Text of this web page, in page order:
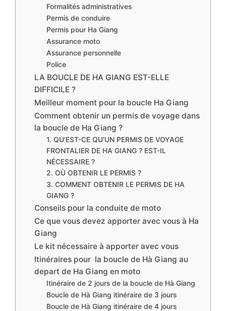
Formalités administratives
Permis de conduire
Permis pour Ha Giang
Assurance moto
Assurance personnelle
Police
LA BOUCLE DE HA GIANG EST-ELLE
DIFFICILE ?
Meilleur moment pour la boucle Ha Giang
Comment obtenir un permis de voyage dans
la boucle de Ha Giang ?
1. QU’EST-CE QU’UN PERMIS DE VOYAGE
FRONTALIER DE HA GIANG ? EST-IL
NÉCESSAIRE ?
2. OÙ OBTENIR LE PERMIS ?
3. COMMENT OBTENIR LE PERMIS DE HA
GIANG ?
Conseils pour la conduite de moto
Ce que vous devez apporter avec vous à Ha
Giang
Le kit nécessaire à apporter avec vous
Itinéraires pour la boucle de Hà Giang au
depart de Ha Giang en moto
Itinéraire de 2 jours de la boucle de Hà Giang
Boucle de Hà Giang itinéraire de 3 jours
Boucle de Hà Giang itinéraire de 4 jours